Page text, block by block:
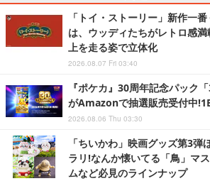
「トイ・ストーリー」新作一
は、ウッディたちがレトロ感
上を走る姿で立体化
2026.08.07 Fri 03:40
『ポケカ』30周年記念パック
がAmazonで抽選販売受付中
2026.08.06 Thu 03:30
「ちいかわ」映画グッズ第3
ラリ!なんか懐いてる「鳥」マ
ムなど必見のラインナップ